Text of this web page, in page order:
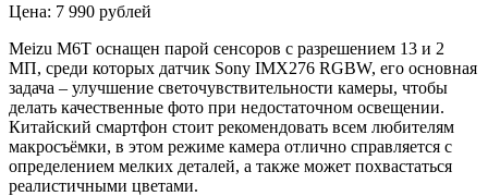
Цена: 7 990 рублей
Meizu M6T оснащен парой сенсоров с разрешением 13 и 2
МП, среди которых датчик Sony IMX276 RGBW, его основная
задача – улучшение светочувствительности камеры, чтобы
делать качественные фото при недостаточном освещении.
Китайский смартфон стоит рекомендовать всем любителям
макросъёмки, в этом режиме камера отлично справляется с
определением мелких деталей, а также может похвастаться
реалистичными цветами.